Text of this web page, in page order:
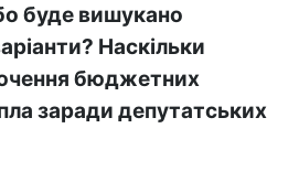
буде вишукано
Наскільки
бюджетних
заради депутатських